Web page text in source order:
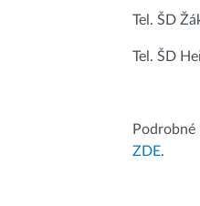
Tel. ŠD
Tel. ŠD
ZDE.